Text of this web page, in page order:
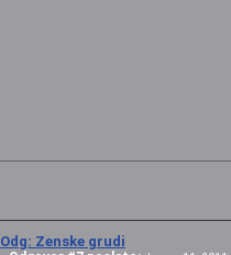
Odg: Zenske grudi